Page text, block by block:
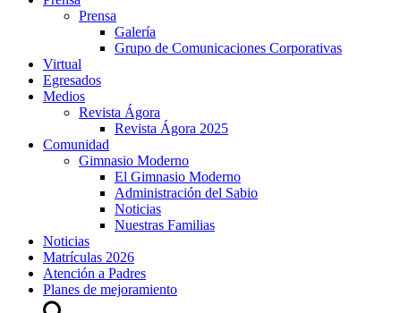
Prensa
Galería
Grupo de Comunicaciones Corporativas
Virtual
Egresados
Medios
Revista Ágora
Revista Ágora 2025
Comunidad
Gimnasio Moderno
El Gimnasio Moderno
Administración del Sabio
Noticias
Nuestras Familias
Noticias
Matrículas 2026
Atención a Padres
Planes de mejoramiento